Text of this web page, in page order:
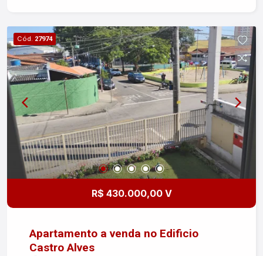
privilegiada. Para mais informações ou agendar
uma visita, entre em contato!
Cód. 27974
R$ 430.000,00 V
Apartamento a venda no Edificio
Castro Alves